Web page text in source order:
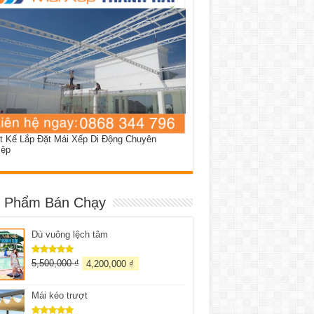
Kế Lắp Đặt Mái Xếp Di Động Chuyên
Phẩm Bán Chạy
Dù vuông lệch tâm
Được xếp
5,500,000₫ 4,200,000 ₫
Mái kéo trượt